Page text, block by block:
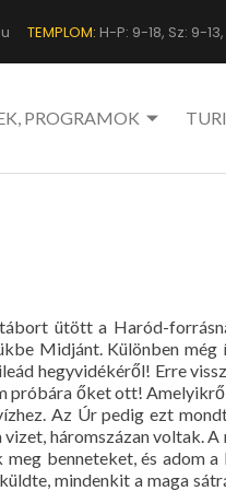
TEMPLOM: H-P: 9-18, Sz: 9-13,
PROGRAMOK
ütött a Haród-
Midjánt. Különben
hegyvidékéről! Erre
őket ott!
Az Úr pedig ezt
háromszázan voltak.
benneteket, és adom
mindenkit a maga